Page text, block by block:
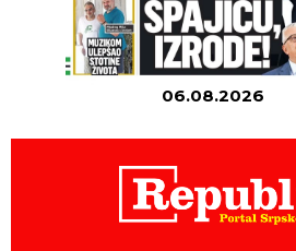
06.08.2026